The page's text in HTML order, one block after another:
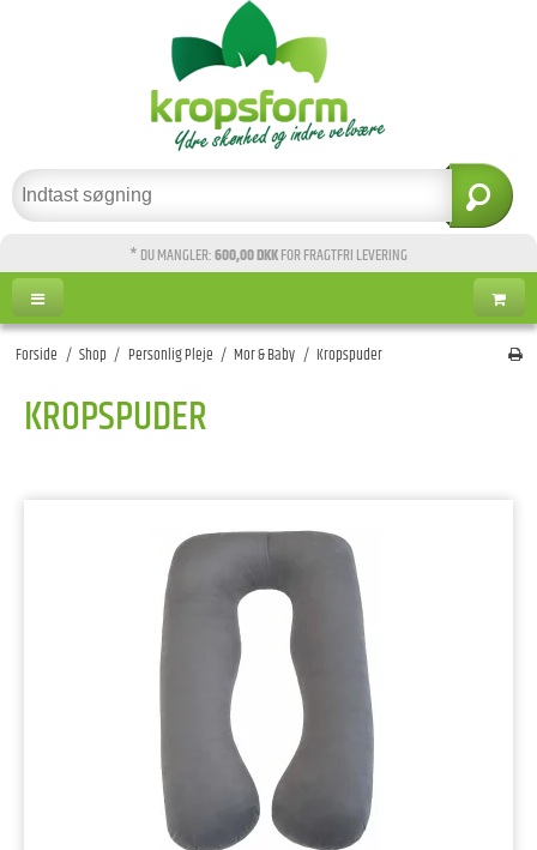
* DU MANGLER:600,00 DKKFOR FRAGTFRI LEVERING
Forside / Shop / Personlig Pleje / Mor & Baby / Kropspuder
KROPSPUDER